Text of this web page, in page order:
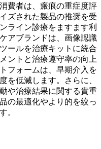
費者は、瘢痕の重症度評
ズされた製品の推奨を受
ライン診療をますます利
アブランドは、画像認識
ールを治療キットに統合
ントと治療遵守率の向上
フォームは、早期介入を
を低減します。さらに、
や治療結果に関する貴重
の最適化やより的を絞っ
。